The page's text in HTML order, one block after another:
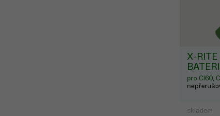
X-RITE
pro CI60,
skladem